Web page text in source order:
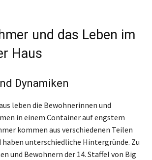
und das Leben im
Haus
Dynamiken
leben die Bewohnerinnen und
in einem Container auf engstem
kommen aus verschiedenen Teilen
haben unterschiedliche Hintergründe. Zu
und Bewohnern der 14. Staffel von Big